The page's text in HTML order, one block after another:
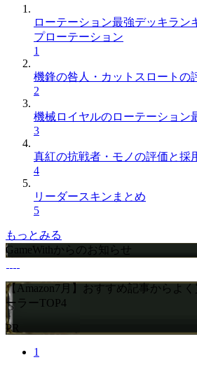
ローテーション最強デッキラン
プローテーション
1
機鋒の咎人・カットスロートの
2
機械ロイヤルのローテーション
3
真紅の抗戦者・モノの評価と採
4
リーダースキンまとめ
5
もっとみる
GameWithからのお知らせ
【Amazon7月】おすすめ記事からよ
ーラーTOP4
PR
1